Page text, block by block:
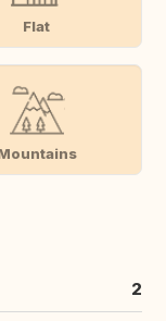
Flat
2